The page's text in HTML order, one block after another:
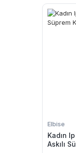
Elbise
Kadın
Askılı